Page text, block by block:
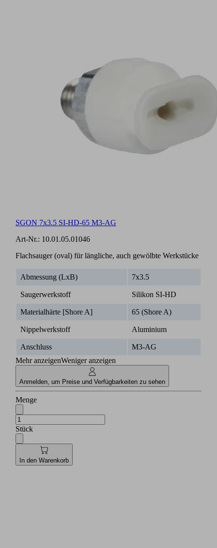
SGON 7x3.5 SI-HD-65 M3-AG
Art-Nr.: 10.01.05.01046
Flachsauger (oval) für längliche, auch gewölbte Werkstücke
Abmessung (LxB) 7x3.5
Saugerwerkstoff Silikon SI-HD
Materialhärte [Shore A] 65 (Shore A)
Nippelwerkstoff Aluminium
Anschluss
M3-AG
Mehr anzeigenWeniger anzeigen
Anmelden, um Preise und Verfügbarkeiten zu sehen
Menge
Stück
In den Warenkorb